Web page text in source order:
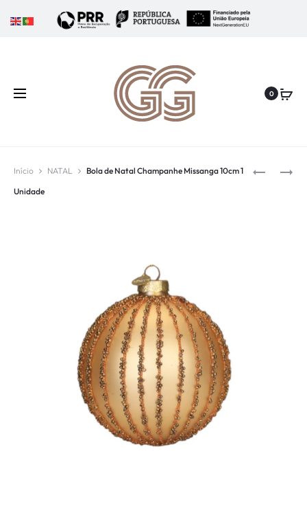
0
Início NATAL
Bola de Natal Champanhe Missanga 10cm 1
Unidade